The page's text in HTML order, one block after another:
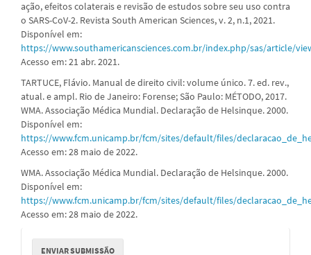
ação, efeitos colaterais e revisão de estudos sobre seu uso contra
o SARS-CoV-2. Revista South American Sciences, v. 2, n.1, 2021.
Disponível em:
https://www.southamericansciences.com.br/index.php/sas/article/
Acesso em: 21 abr. 2021.
TARTUCE, Flávio. Manual de direito civil: volume único. 7. ed. rev.,
atual. e ampl. Rio de Janeiro: Forense; São Paulo: MÉTODO, 2017.
WMA. Associação Médica Mundial. Declaração de Helsinque. 2000.
Disponível em:
https://www.fcm.unicamp.br/fcm/sites/default/files/
Acesso em: 28 maio de 2022.
WMA. Associação Médica Mundial. Declaração de Helsinque. 2000.
Disponível em:
https://www.fcm.unicamp.br/fcm/sites/default/files/
Acesso em: 28 maio de 2022.
Enviar
ENVIAR SUBMISSÃO